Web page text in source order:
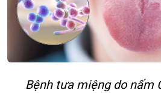
Bệnh tưa miệng do nấm